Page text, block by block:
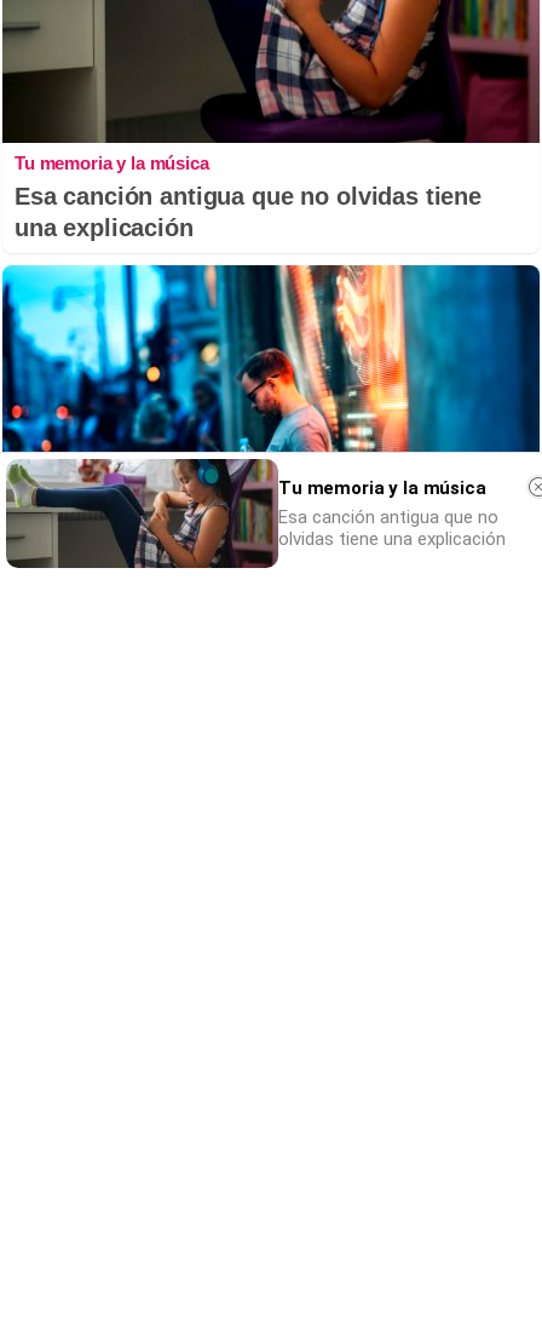
Tu memoria y la música
Esa canción antigua que no olvidas tiene
una explicación
Tu memoria y la música
Esa canción antigua que no
olvidas tiene una explicación